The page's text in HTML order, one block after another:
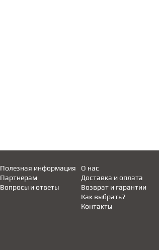
Полезная информация
Партнерам
Вопросы и ответы
Доставка и оплата
Возврат и гарантии
Как выбрать?
О нас
Контакты